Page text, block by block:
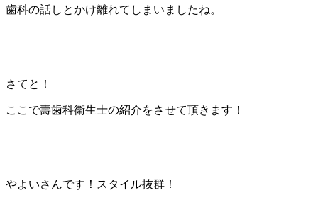
歯科の話しとかけ離れてしまいましたね。
さてと！
ここで壽歯科衛生士の紹介をさせて頂きます！
やよいさんです！スタイル抜群！